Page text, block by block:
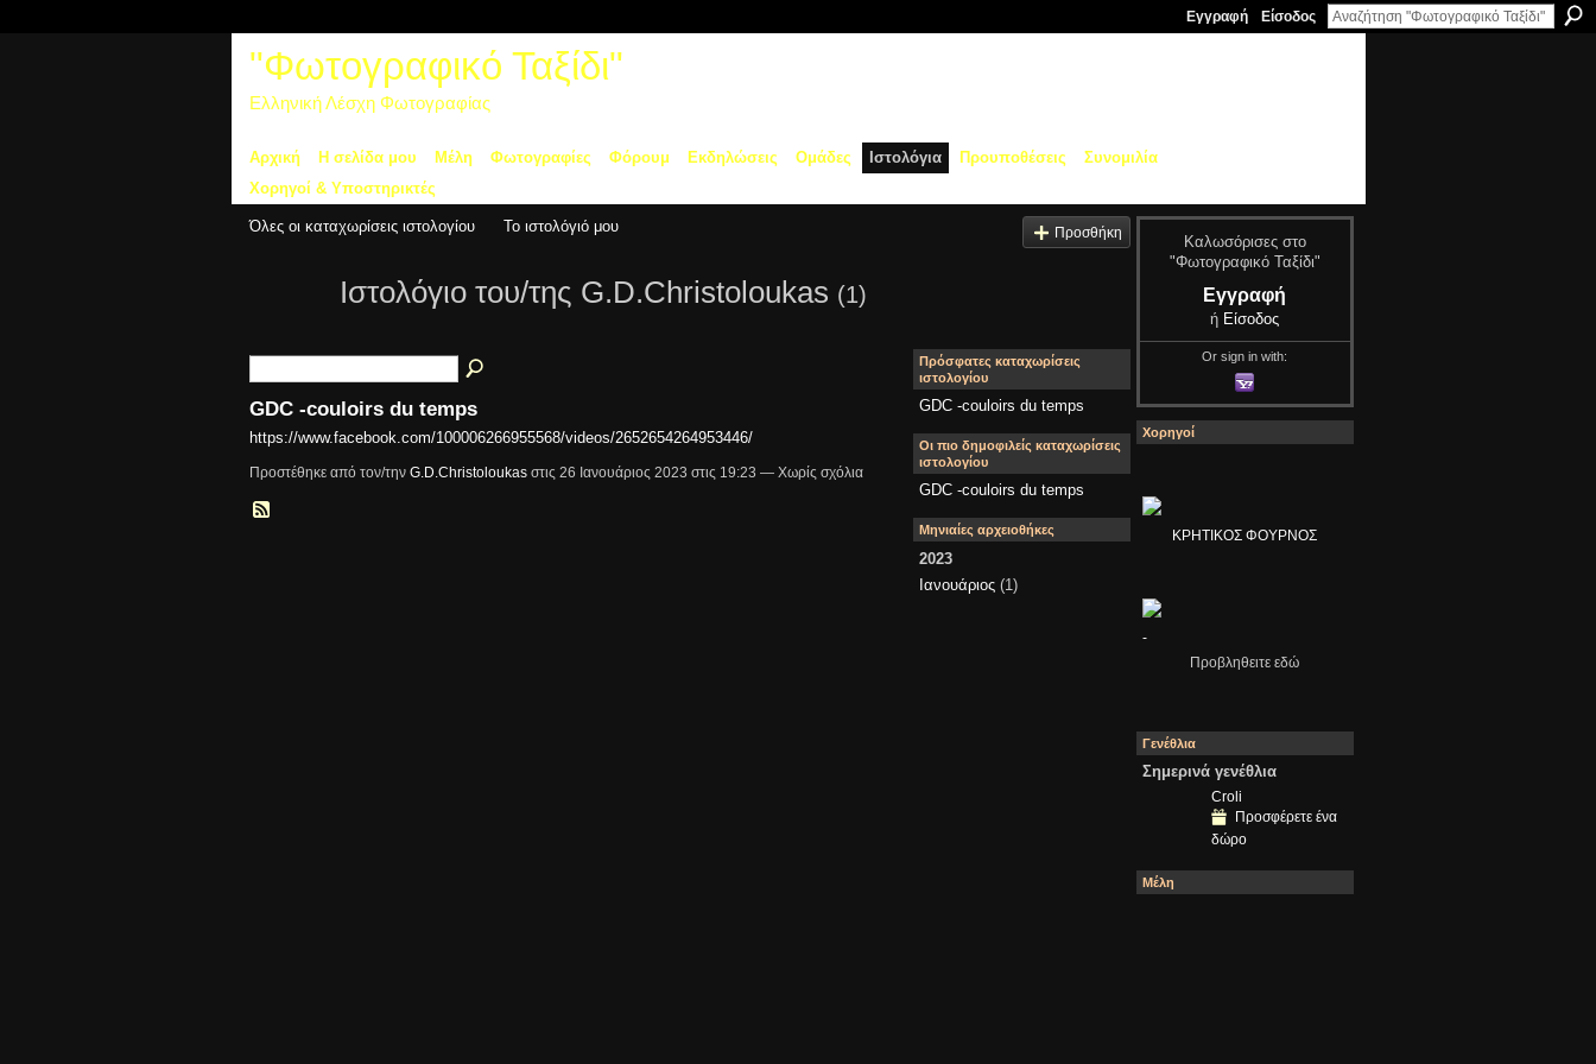
Εγγραφή Είσοδος
"Φωτογραφικό Ταξίδι"
Ελληνική Λέσχη Φωτογραφίας
Αρχική Η σελίδα μου Μέλη Φωτογραφίες Φόρουμ Εκδηλώσεις Ομάδες Ιστολόγια Προυποθέσεις
Συνομιλία
Χορηγοί & Υποστηρικτές
Όλες οι καταχωρίσεις ιστολογίου Το ιστολόγιό μου Προσθήκη
Ιστολόγιο του/της G.D.Christoloukas (1)
GDC -couloirs du temps
https://www.facebook.com/100006266955568/videos/2652654264953446/
Προστέθηκε από τον/την G.D.Christoloukasστις 26 Ιανουάριος 2023 στις 19:23 — Χωρίς σχόλια
Πρόσφατες καταχωρίσεις
ιστολογίου
GDC -couloirs du temps
Οι πιο δημοφιλείς καταχωρίσεις
ιστολογίου
GDC -couloirs du temps
Μηνιαίες αρχειοθήκες
2023
Ιανουάριος(1)
Καλωσόρισες στο
"Φωτογραφικό Ταξίδι"
Εγγραφή
ή Είσοδος
Or sign in with:
Χορηγοί
ΚΡΗΤΙΚΟΣ ΦΟΥΡΝΟΣ
-
Προβληθειτε εδώ
Γενέθλια
Σημερινά γενέθλια
Croli
Προσφέρετε ένα
δώρο
Μέλη